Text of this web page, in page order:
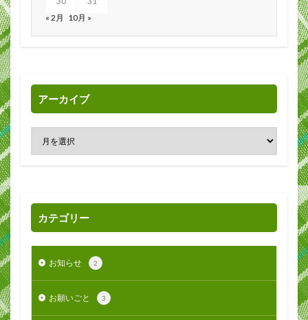
« 2月 10月 »
アーカイブ
カテゴリー
お知らせ 2
お願いごと 3